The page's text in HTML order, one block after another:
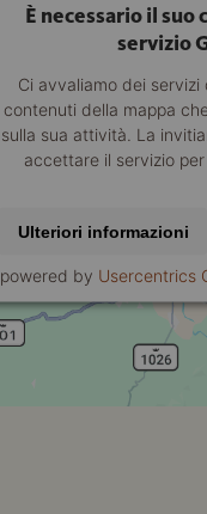
È necessario il suo
servizio
Ci avvaliamo dei
contenuti della mappa
sulla sua attività. La
accettare il servizio
Ulteriori informazioni
powered by Usercentrics